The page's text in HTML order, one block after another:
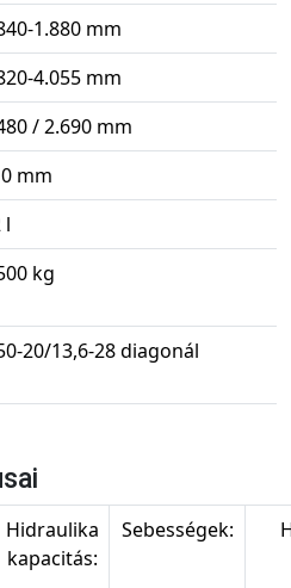
1.880 mm
4.055 mm
/ 2.690 mm
mm
l
kg
20/13,6-28 diagonál
Hidraulika
kapacitás:
Sebességek: